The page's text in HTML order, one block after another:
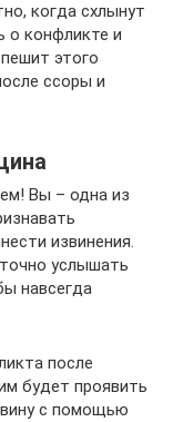
когда схлынут
о конфликте и
этого
ссоры и
Вы – одна из
извинения.
услышать
навсегда
после
будет проявить
вину с помощью